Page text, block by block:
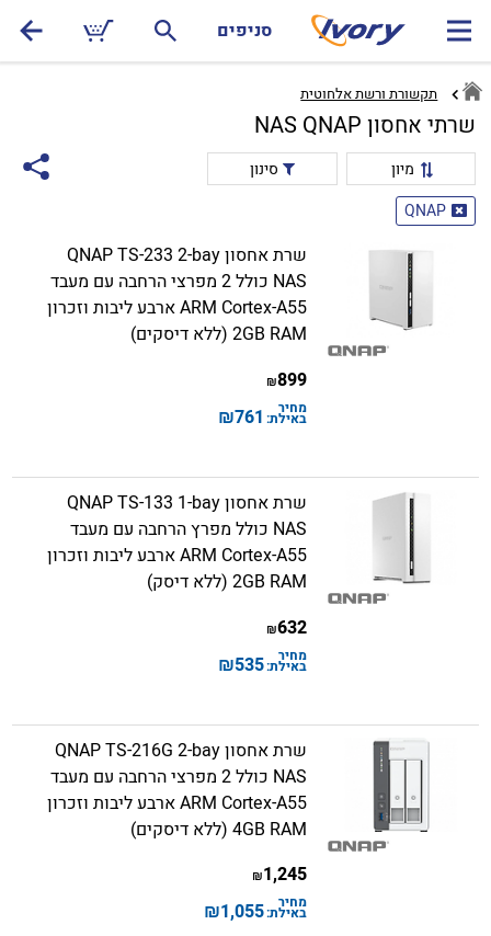
סניפים
תקשורת ורשת אלחוטית
שרתי אחסון NAS QNAP
מיון
סינון
QNAP
שרת אחסון QNAP TS-233 2-bay
NAS כולל 2 מפרצי הרחבה עם מעבד
ARM Cortex-A55 ארבע ליבות וזכרון
2GB RAM (ללא דיסקים)
899
₪
מחיר
באילת: 761
₪
שרת אחסון QNAP TS-133 1-bay
NAS כולל מפרץ הרחבה עם מעבד
ARM Cortex-A55 ארבע ליבות וזכרון
2GB RAM (ללא דיסק)
632
₪
מחיר
באילת:535
₪
שרת אחסון QNAP TS-216G 2-bay
NAS כולל 2 מפרצי הרחבה עם מעבד
ARM Cortex-A55 ארבע ליבות וזכרון
4GB RAM (ללא דיסקים)
1,245
₪
מחיר
באילת:1,055
₪